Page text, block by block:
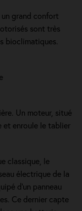
grand confort
sont très
bioclimatiques.
Un moteur, situé
et enroule le tablier
classique, le
électrique de la
d’un panneau
Ce dernier capte